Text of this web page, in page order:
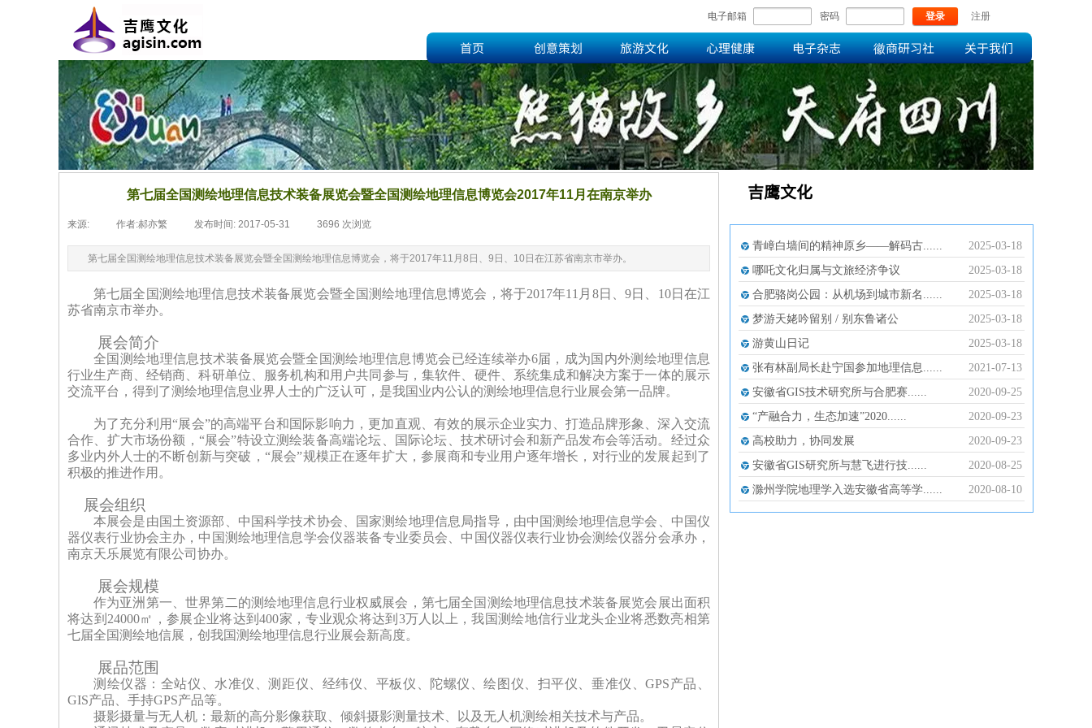
首页 创意策划 旅游文化 心理健康 电子杂志 徽商研习社 关于我们
电子邮箱 密码 登录 注册
第七届全国测绘地理信息技术装备展览会暨全国测绘地理信息博览会2017年11月在南京举办
来源: 作者:郝亦繁 发布时间: 2017-05-31 3696 次浏览
第七届全国测绘地理信息技术装备展览会暨全国测绘地理信息博览会，将于2017年11月8日、9日、10日在江苏省南京市举办。
第七届全国测绘地理信息技术装备展览会暨全国测绘地理信息博览会，将于2017年11月8日、9日、10日在江
苏省南京市举办。
展会简介
全国测绘地理信息技术装备展览会暨全国测绘地理信息博览会已经连续举办6届，成为国内外测绘地理信息
行业生产商、经销商、科研单位、服务机构和用户共同参与，集软件、硬件、系统集成和解决方案于一体的展示
交流平台，得到了测绘地理信息业界人士的广泛认可，是我国业内公认的测绘地理信息行业展会第一品牌。
为了充分利用“展会”的高端平台和国际影响力，更加直观、有效的展示企业实力、打造品牌形象、深入交流
合作、扩大市场份额，“展会”特设立测绘装备高端论坛、国际论坛、技术研讨会和新产品发布会等活动。经过众
多业内外人 士的不断创新与突破， “展会”规模正在逐年扩大，参展商和专业用户逐年增长，对行业的发展起到了
积极的推进作用。
展会组织
本展会是由国土资源部、中国科学技术协会、国家测绘地理信息局指导，由中国测绘地理信息学会、中国仪
器仪表行业协会主办，中国测绘地理信息学会仪器装备专业委员会、中国仪器仪表行业协会测绘仪器分会承办，
南京天乐展览有限公司协办。
展会规模
作为亚洲第一、世界第二的测绘地理信息行业权威展会，第七届全国测绘地理信息技术装备展览会展出面积
将达到 24000㎡，参展企业将达到400家，专业观众将达到3万人以上，我国测绘地信行业龙头企业将悉数亮相第
七届全国测绘地信展，创我国测绘地理信息行业展会新高度。
展品范围
测绘仪器：全站仪、水准仪、测距仪、经纬仪、平板仪、陀螺仪、绘图仪、扫平仪、垂准仪、GPS产品、
GIS产品、手持GPS产品等。
摄影摄量与无人机：最新的高分影像获取、倾斜摄影测量技术、以及无人机测绘相关技术与产品。
吉鹰文化
青嶂白墙间的精神原乡——解码古......
2025-03-18
哪吒文化归属与文旅经济争议
2025-03-18
合肥骆岗公园：从机场到城市新名......
2025-03-18
梦游天姥吟留别 / 别东鲁诸公
2025-03-18
游黄山日记
2025-03-18
张有林副局长赴宁国参加地理信息......
2021-07-13
安徽省GIS技术研究所与合肥赛......
2020-09-25
“产融合力，生态加速”2020......
2020-09-23
高校助力，协同发展
2020-09-23
安徽省GIS研究所与慧飞进行技......
2020-08-25
滁州学院地理学入选安徽省高等学......
2020-08-10